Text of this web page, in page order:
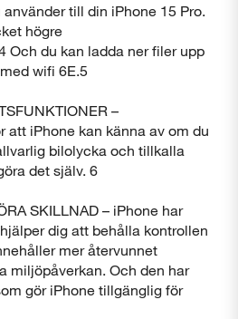
till din iPhone 15 Pro.
högre
Och du kan ladda ner filer upp
wifi 6E.5
–
att iPhone kan känna av om du
bilolycka och tillkalla
det själv. 6
SKILLNAD – iPhone har
dig att behålla kontrollen
mer återvunnet
miljöpåverkan. Och den har
gör iPhone tillgänglig för